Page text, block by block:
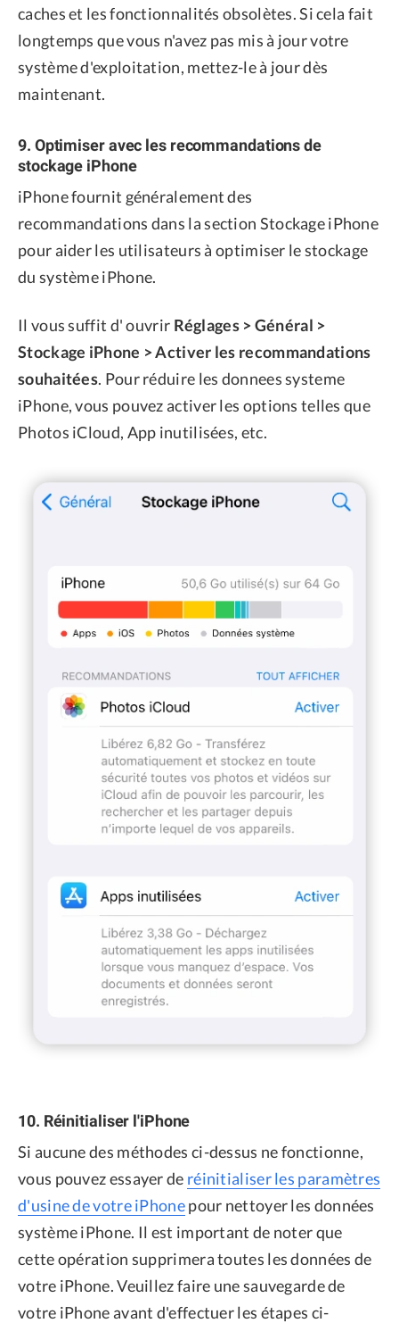
caches et les fonctionnalités obsolètes. Si cela fait
longtemps que vous n'avez pas mis à jour votre
système d'exploitation, mettez-le à jour dès
maintenant.
9. Optimiser avec les recommandations de
stockage iPhone
iPhone fournit généralement des
recommandations dans la section Stockage iPhone
pour aider les utilisateurs à optimiser le stockage
du système iPhone.
Il vous suffit d' ouvrir Réglages > Général >
Stockage iPhone > Activer les recommandations
souhaitées. Pour réduire les donnees systeme
iPhone, vous pouvez activer les options telles que
Photos iCloud, App inutilisées, etc.
10. Réinitialiser l'iPhone
Si aucune des méthodes ci-dessus ne fonctionne,
vous pouvez essayer de réinitialiser les paramètres
d'usine de votre iPhonepour nettoyer les données
système iPhone. Il est important de noter que
cette opération supprimera toutes les données de
votre iPhone. Veuillez faire une sauvegarde de
votre iPhone avant d'effectuer les étapes ci-